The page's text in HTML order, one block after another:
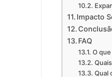
Impacto
FAQ
O
Qual